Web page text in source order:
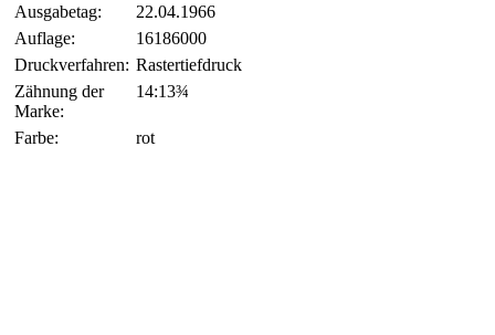
Ausgabetag:
22.04.1966
Auflage:
16186000
Druckverfahren: Rastertiefdruck
Zähnung der
Marke:
14:13¾
Farbe: rot